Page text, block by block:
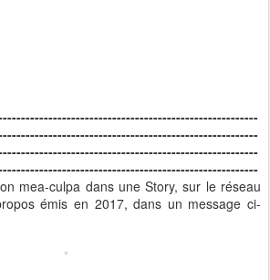
mea-culpa dans une Story, sur le réseau
émis en 2017, dans un message ci-